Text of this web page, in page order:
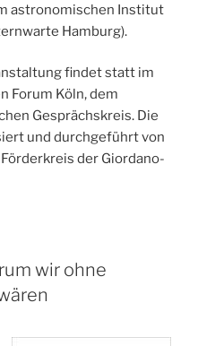
astronomischen Institut
Hamburg).
findet statt im
Forum Köln, dem
Gesprächskreis. Die
und durchgeführt von
der Giordano-
wir ohne